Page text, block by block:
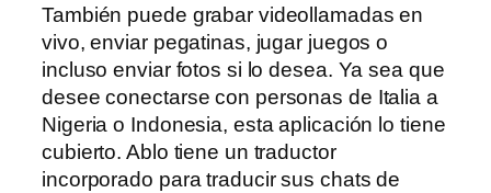
También puede grabar videollamadas en
vivo, enviar pegatinas, jugar juegos o
incluso enviar fotos si lo desea. Ya sea que
desee conectarse con personas de Italia a
Nigeria o Indonesia, esta aplicación lo tiene
cubierto. Ablo tiene un traductor
incorporado para traducir sus chats de